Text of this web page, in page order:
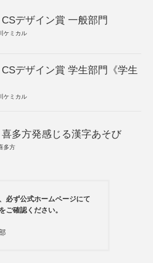
デザイン賞 一般部門
ケミカル
デザイン賞 学生部門《学生
ケミカル
多方発感じる漢字あそび
多方
必ず公式ホームページにて
ご確認ください。